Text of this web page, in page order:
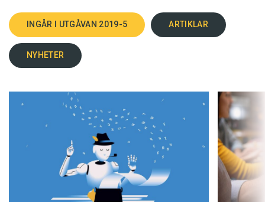
INGÅR I UTGÅVAN 2019-5 ARTIKLAR
NYHETER